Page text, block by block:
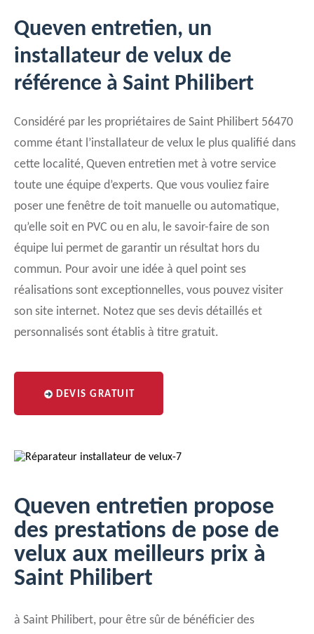
Queven entretien, un
installateur de velux de
référence à Saint Philibert
Considéré par les propriétaires de Saint Philibert 56470
comme étant l’installateur de velux le plus qualifié dans
cette localité, Queven entretien met à votre service
toute une équipe d’experts. Que vous vouliez faire
poser une fenêtre de toit manuelle ou automatique,
qu’elle soit en PVC ou en alu, le savoir-faire de son
équipe lui permet de garantir un résultat hors du
commun. Pour avoir une idée à quel point ses
réalisations sont exceptionnelles, vous pouvez visiter
son site internet. Notez que ses devis détaillés et
personnalisés sont établis à titre gratuit.
DEVIS GRATUIT
Queven entretien propose
des prestations de pose de
velux aux meilleurs prix à
Saint Philibert
à Saint Philibert, pour être sûr de bénéficier des